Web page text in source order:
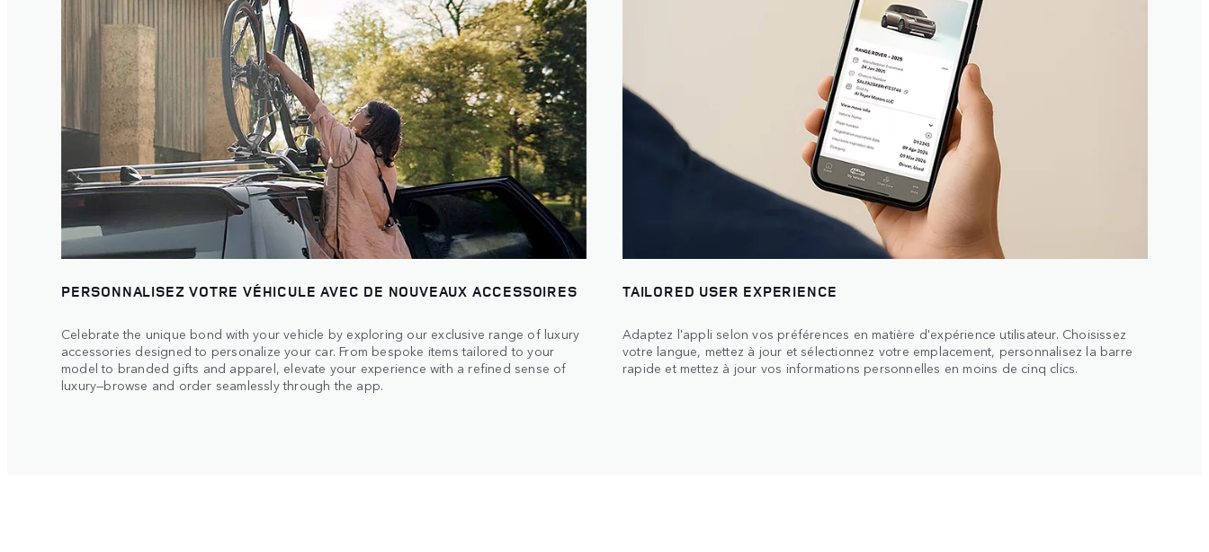
PERSONNALISEZ VOTRE VÉHICULE AVEC DE NOUVEAUX ACCESSOIRES
Celebrate the unique bond with your vehicle by exploring our exclusive range of luxury
accessories designed to personalize your car. From bespoke items tailored to your
model to branded gifts and apparel, elevate your experience with a refined sense of
luxury—browse and order seamlessly through the app.
TAILORED USER EXPERIENCE
Adaptez l'appli selon vos préférences en matière d'expérience utilisateur. Choisissez
votre langue, mettez à jour et sélectionnez votre emplacement, personnalisez la barre
rapide et mettez à jour vos informations personnelles en moins de cinq clics.